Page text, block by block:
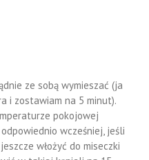
ze sobą wymieszać (ja
i zostawiam na 5 minut).
pokojowej
wcześniej, jeśli
włożyć do miseczki